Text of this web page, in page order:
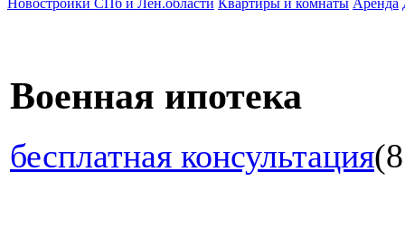
Военная ипотека
бесплатная консультация